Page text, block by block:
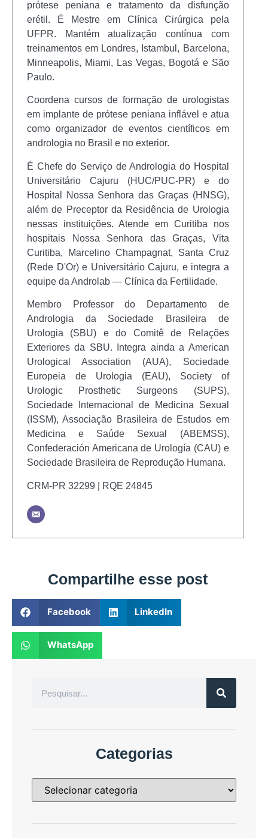
prótese peniana e tratamento da disfunção
erétil. É Mestre em Clínica Cirúrgica pela
UFPR. Mantém atualização contínua com
treinamentos em Londres, Istambul, Barcelona,
Minneapolis, Miami, Las Vegas, Bogotá e São
Paulo.
Coordena cursos de formação de urologistas
em implante de prótese peniana inflável e atua
como organizador de eventos científicos em
andrologia no Brasil e no exterior.
É Chefe do Serviço de Andrologia do Hospital
Universitário Cajuru (HUC/PUC-PR) e do
Hospital Nossa Senhora das Graças (HNSG),
além de Preceptor da Residência de Urologia
nessas instituições. Atende em Curitiba nos
hospitais Nossa Senhora das Graças, Vita
Curitiba, Marcelino Champagnat, Santa Cruz
(Rede D'Or) e Universitário Cajuru, e integra a
equipe da Androlab — Clínica da Fertilidade.
Membro Professor do Departamento de
Andrologia da Sociedade Brasileira de
Urologia (SBU) e do Comitê de Relações
Exteriores da SBU. Integra ainda a American
Urological Association (AUA), Sociedade
Europeia de Urologia (EAU), Society of
Urologic Prosthetic Surgeons (SUPS),
Sociedade Internacional de Medicina Sexual
(ISSM), Associação Brasileira de Estudos em
Medicina e Saúde Sexual (ABEMSS),
Confederación Americana de Urología (CAU) e
Sociedade Brasileira de Reprodução Humana.
CRM-PR 32299 | RQE 24845
Compartilhe esse post
Facebook LinkedIn
WhatsApp
Categorias